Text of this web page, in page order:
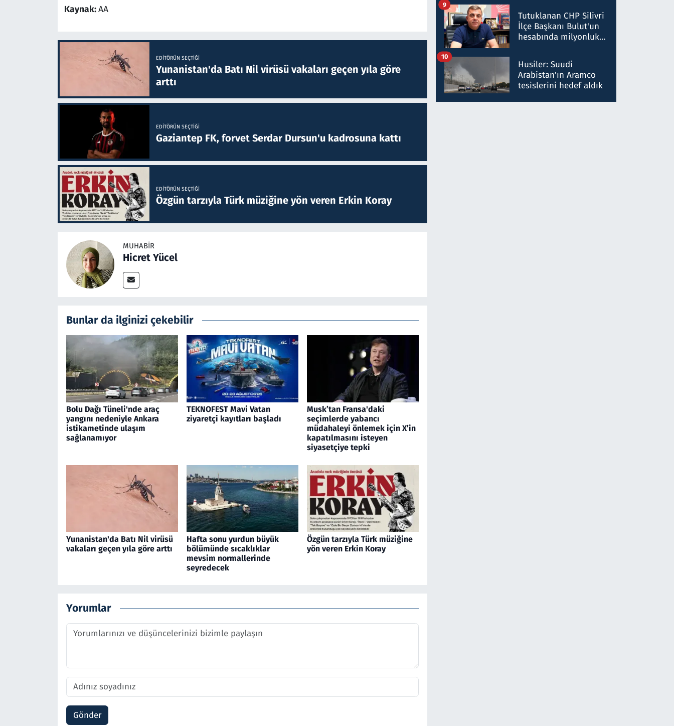
Kaynak:AA
EDITÖRÜN SEÇTIĞI
Yunanistan'da Batı Nil virüsü vakaları geçen yıla göre
arttı
EDITÖRÜN SEÇTIĞI
Gaziantep FK, forvet Serdar Dursun'u kadrosuna kattı
EDITÖRÜN SEÇTIĞI
Özgün tarzıyla Türk müziğine yön veren Erkin Koray
MUHABIR
Hicret Yücel
Bunlar da ilginizi çekebilir
Bolu Dağı Tüneli'nde araç
yangını nedeniyle Ankara
istikametinde ulaşım
sağlanamıyor
TEKNOFEST Mavi Vatan
ziyaretçi kayıtları başladı
Musk’tan Fransa'daki
seçimlerde yabancı
müdahaleyi önlemek için X’in
kapatılmasını isteyen
siyasetçiye tepki
Yunanistan'da Batı Nil virüsü
vakaları geçen yıla göre arttı
Hafta sonu yurdun büyük
bölümünde sıcaklıklar
mevsim normallerinde
seyredecek
Özgün tarzıyla Türk müziğine
yön veren Erkin Koray
Yorumlar
Gönder
düşürüldüğü" iddiasını
yalanladı
Tutuklanan CHP Silivri
İlçe Başkanı Bulut'un
hesabında milyonluk
talimat verdi, ben
gönderdim
9
Husiler: Suudi
Arabistan'ın Aramco
tesislerini hedef aldık
10